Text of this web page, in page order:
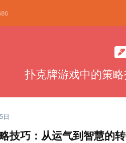
扑克牌游戏中的策
日
技巧：从运气到智慧的